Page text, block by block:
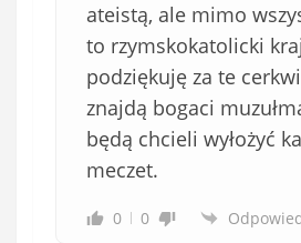
ateistą, ale mimo
to rzymskokatolicki
podziękuję za te
znajdą bogaci
będą chcieli wyłożyć
meczet.
0 0